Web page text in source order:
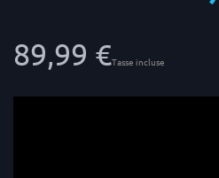
89,99 €Tasse incluse